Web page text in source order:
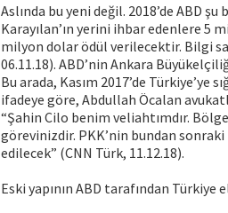
Aslında bu yeni değil. 2018’de ABD
Karayılan’ın yerini ihbar edenlere 5
milyon dolar ödül verilecektir. Bilgi
06.11.18). ABD’nin Ankara
Bu arada, Kasım 2017’de Türkiye’ye
ifadeye göre, Abdullah Öcalan
“Şahin Cilo benim veliahtımdır.
görevinizdir. PKK’nin bundan
edilecek” (CNN Türk, 11.12.18).
Eski yapının ABD tarafından